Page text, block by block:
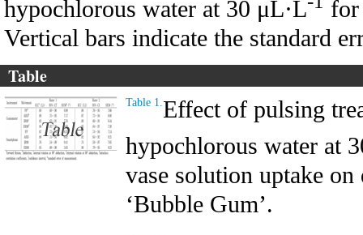
hypochlorous water at 30 μL·L
Vertical bars indicate the standard
Table
Table 1.Effect of pulsing
hypochlorous water at
vase solution uptake
‘Bubble Gum’.